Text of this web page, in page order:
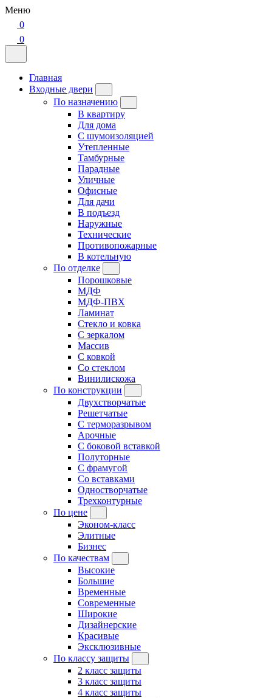
Меню
0
0
Главная
Входные двери
По назначению
В квартиру
Для дома
С шумоизоляцией
Утепленные
Тамбурные
Парадные
Уличные
Офисные
Для дачи
В подъезд
Наружные
Технические
Противопожарные
В котельную
По отделке
Порошковые
МДФ
МДФ-ПВХ
Ламинат
Стекло и ковка
С зеркалом
Массив
С ковкой
Со стеклом
Винилискожа
По конструкции
Двухстворчатые
Решетчатые
С терморазрывом
Арочные
С боковой вставкой
Полуторные
С фрамугой
Cо вставками
Одностворчатые
Трехконтурные
По цене
Эконом-класс
Элитные
Бизнес
По качествам
Высокие
Большие
Временные
Современные
Широкие
Дизайнерские
Красивые
Эксклюзивные
По классу защиты
2 класс защиты
3 класс защиты
4 класс защиты